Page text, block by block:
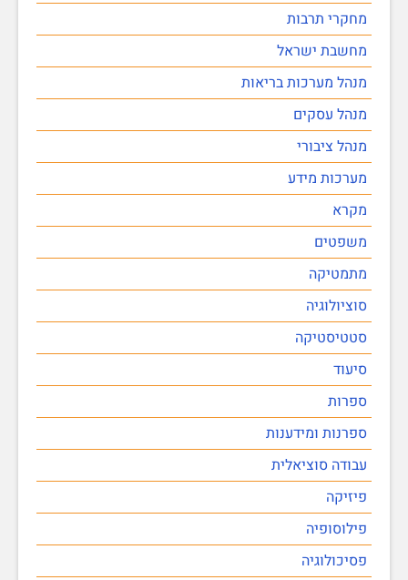
מחקרי תרבות
מחשבת ישראל
מנהל מערכות בריאות
מנהל עסקים
מנהל ציבורי
מערכות מידע
מקרא
משפטים
מתמטיקה
סוציולוגיה
סטטיסטיקה
סיעוד
ספרות
ספרנות ומידענות
עבודה סוציאלית
פיזיקה
פילוסופיה
פסיכולוגיה